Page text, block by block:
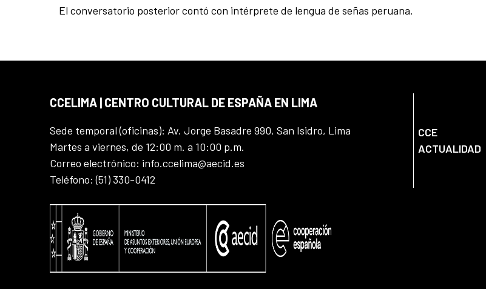
El conversatorio posterior contó con intérprete de lengua de señas peruana.
CCELIMA | CENTRO CULTURAL DE ESPAÑA EN LIMA
Sede temporal (oficinas): Av. Jorge Basadre 990, San Isidro, Lima
Martes a viernes, de 12:00 m. a 10:00 p.m.
Correo electrónico: info.ccelima@aecid.es
Teléfono: (51) 330-0412
CCE
ACTUALIDAD